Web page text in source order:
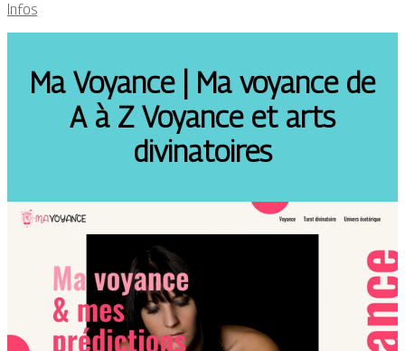
Infos
Ma Voyance | Ma voyance de
A à Z Voyance et arts
divinatoi­res